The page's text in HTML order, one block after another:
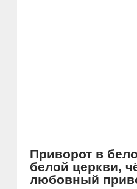
Приворот в
белой церкви,
любовный